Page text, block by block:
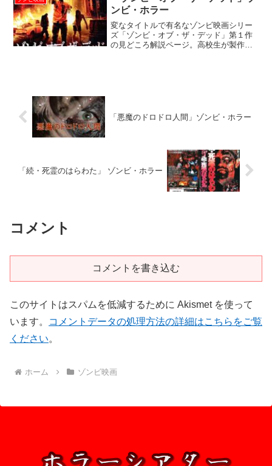
ンビ・ホラー
変なタイトルで有名なゾンビ映画シリー
ズ「ゾンビ・オブ・ザ・デッド」第１作
の見どころ解説ページ。高校生が製作し
「悪魔のドロドロ人間」ゾンビ・ホラー
「続・死霊のはらわた」 ゾンビ・ホラー
コメント
コメントを書き込む
このサイトはスパムを低減するために Akismet を使って
います。
コメントデータの処理方法の詳細はこちらをご覧
ください。
ホーム ゾンビ映画